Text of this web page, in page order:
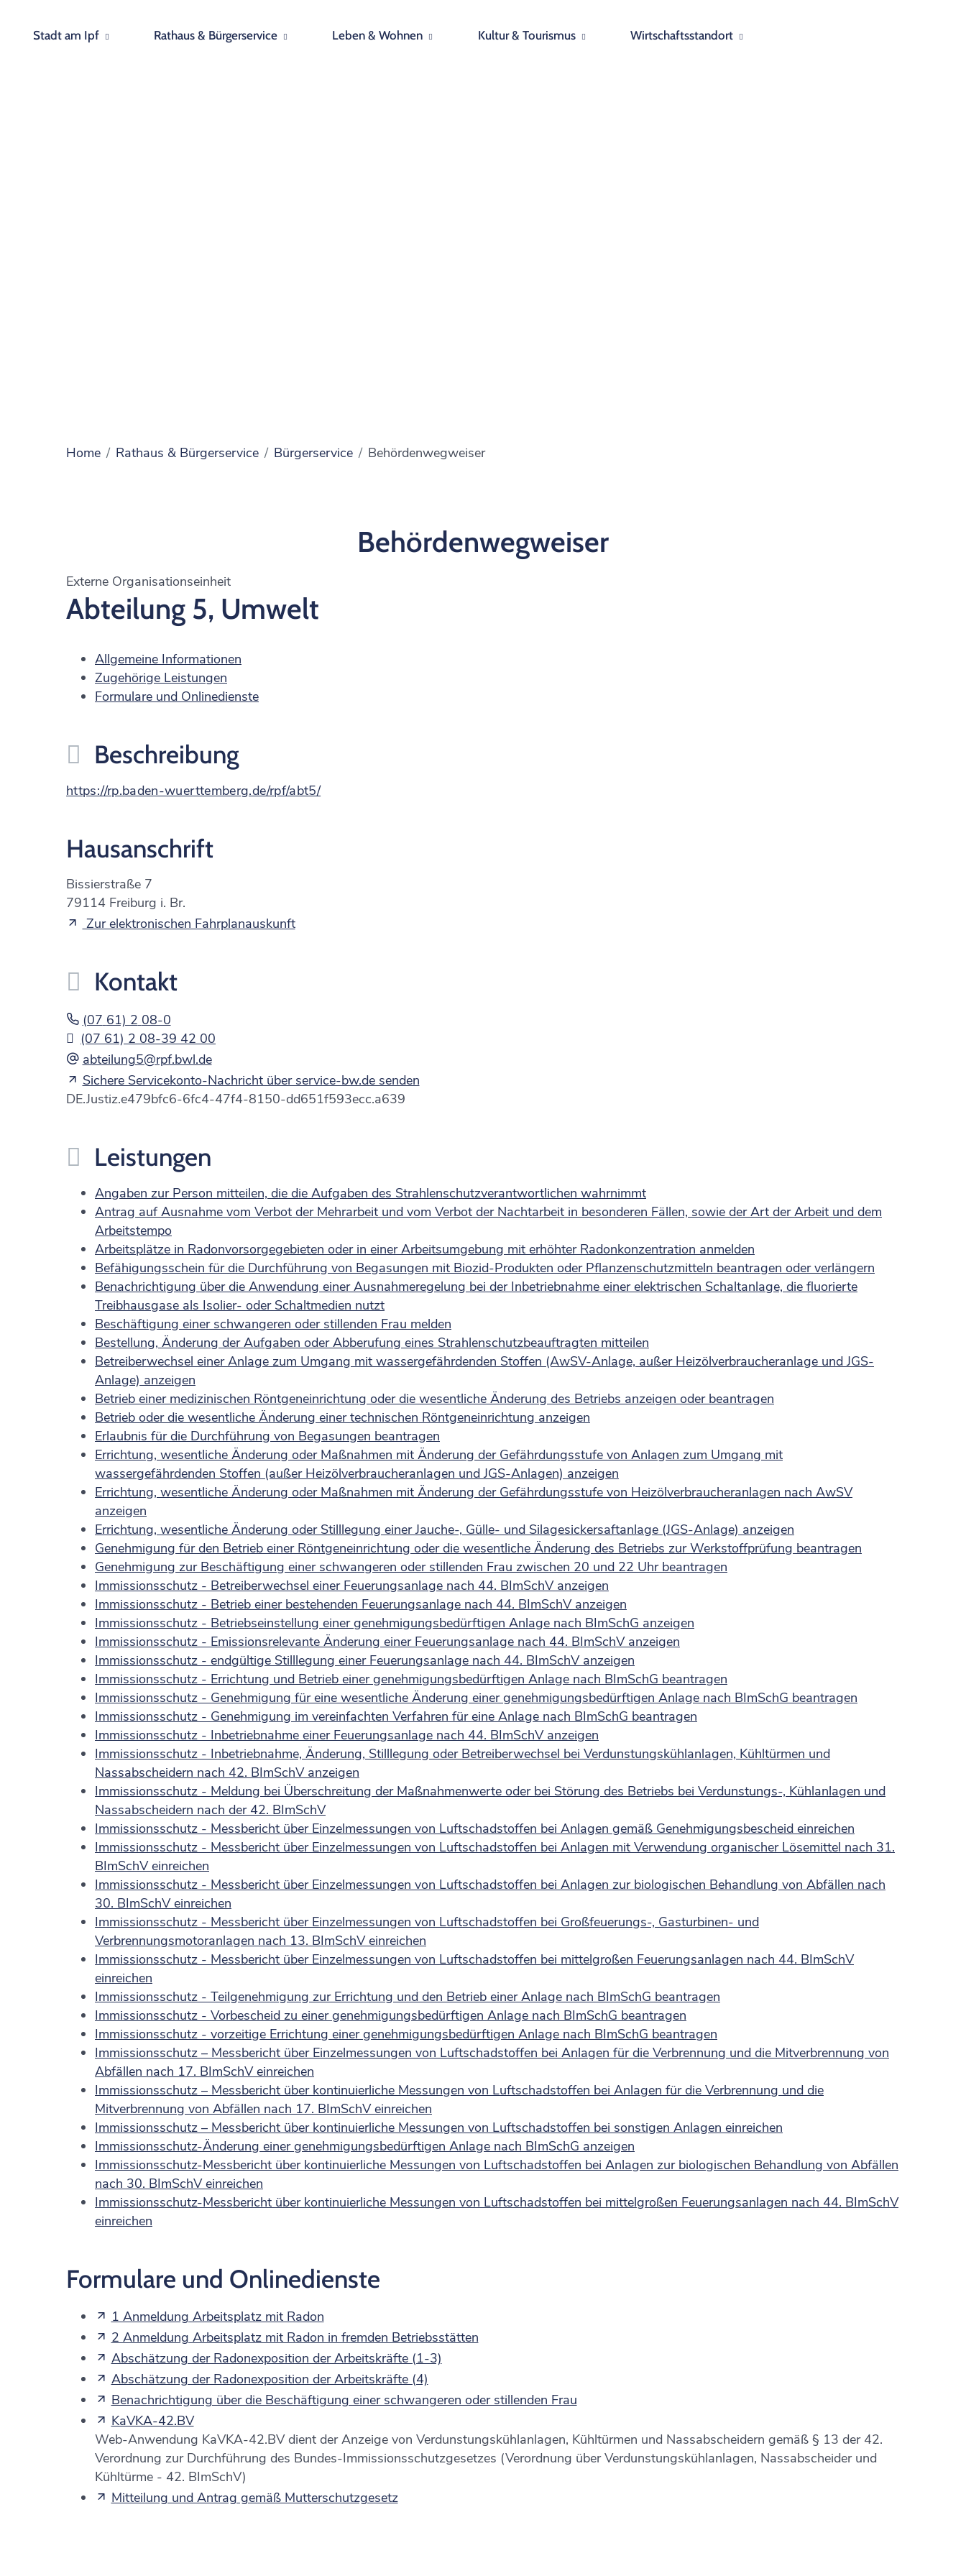
Stadt am Ipf Rathaus & Bürgerservice Leben & Wohnen Kultur & Tourismus Wirtschaftsstandort
Home Rathaus & Bürgerservice Bürgerservice Behördenwegweiser
Behördenwegweiser
Externe Organisationseinheit
Abteilung 5, Umwelt
Allgemeine Informationen
Zugehörige Leistungen
Formulare und Onlinedienste
Beschreibung
https://rp.baden-wuerttemberg.de/rpf/abt5/
Hausanschrift
Bissierstraße 7
79114 Freiburg i. Br.
Zur elektronischen Fahrplanauskunft
Kontakt
(07 61) 2 08-0
(07 61) 2 08-39 42 00
abteilung5@rpf.bwl.de
Sichere Servicekonto-Nachricht über service-bw.de senden
DE.Justiz.e479bfc6-6fc4-47f4-8150-dd651f593ecc.a639
Leistungen
Angaben zur Person mitteilen, die die Aufgaben des Strahlenschutzverantwortlichen wahrnimmt
Antrag auf Ausnahme vom Verbot der Mehrarbeit und vom Verbot der Nachtarbeit in besonderen Fällen, sowie der Art der Arbeit und dem
Arbeitstempo
Arbeitsplätze in Radonvorsorgegebieten oder in einer Arbeitsumgebung mit erhöhter Radonkonzentration anmelden
Befähigungsschein für die Durchführung von Begasungen mit Biozid-Produkten oder Pflanzenschutzmitteln beantragen oder verlängern
Benachrichtigung über die Anwendung einer Ausnahmeregelung bei der Inbetriebnahme einer elektrischen Schaltanlage, die fluorierte
Treibhausgase als Isolier- oder Schaltmedien nutzt
Beschäftigung einer schwangeren oder stillenden Frau melden
Bestellung, Änderung der Aufgaben oder Abberufung eines Strahlenschutzbeauftragten mitteilen
Betreiberwechsel einer Anlage zum Umgang mit wassergefährdenden Stoffen (AwSV-Anlage, außer Heizölverbraucheranlage und JGS-
Anlage) anzeigen
Betrieb einer medizinischen Röntgeneinrichtung oder die wesentliche Änderung des Betriebs anzeigen oder beantragen
Betrieb oder die wesentliche Änderung einer technischen Röntgeneinrichtung anzeigen
Erlaubnis für die Durchführung von Begasungen beantragen
Errichtung, wesentliche Änderung oder Maßnahmen mit Änderung der Gefährdungsstufe von Anlagen zum Umgang mit
wassergefährdenden Stoffen (außer Heizölverbraucheranlagen und JGS-Anlagen) anzeigen
Errichtung, wesentliche Änderung oder Maßnahmen mit Änderung der Gefährdungsstufe von Heizölverbraucheranlagen nach AwSV
anzeigen
Errichtung, wesentliche Änderung oder Stilllegung einer Jauche-, Gülle- und Silagesickersaftanlage (JGS-Anlage) anzeigen
Genehmigung für den Betrieb einer Röntgeneinrichtung oder die wesentliche Änderung des Betriebs zur Werkstoffprüfung beantragen
Genehmigung zur Beschäftigung einer schwangeren oder stillenden Frau zwischen 20 und 22 Uhr beantragen
Immissionsschutz - Betreiberwechsel einer Feuerungsanlage nach 44. BImSchV anzeigen
Immissionsschutz - Betrieb einer bestehenden Feuerungsanlage nach 44. BImSchV anzeigen
Immissionsschutz - Betriebseinstellung einer genehmigungsbedürftigen Anlage nach BImSchG anzeigen
Immissionsschutz - Emissionsrelevante Änderung einer Feuerungsanlage nach 44. BImSchV anzeigen
Immissionsschutz - endgültige Stilllegung einer Feuerungsanlage nach 44. BImSchV anzeigen
Immissionsschutz - Errichtung und Betrieb einer genehmigungsbedürftigen Anlage nach BImSchG beantragen
Immissionsschutz - Genehmigung für eine wesentliche Änderung einer genehmigungsbedürftigen Anlage nach BImSchG beantragen
Immissionsschutz - Genehmigung im vereinfachten Verfahren für eine Anlage nach BImSchG beantragen
Immissionsschutz - Inbetriebnahme einer Feuerungsanlage nach 44. BImSchV anzeigen
Immissionsschutz - Inbetriebnahme, Änderung, Stilllegung oder Betreiberwechsel bei Verdunstungskühlanlagen, Kühltürmen und
Nassabscheidern nach 42. BImSchV anzeigen
Immissionsschutz - Meldung bei Überschreitung der Maßnahmenwerte oder bei Störung des Betriebs bei Verdunstungs-, Kühlanlagen und
Nassabscheidern nach der 42. BImSchV
Immissionsschutz - Messbericht über Einzelmessungen von Luftschadstoffen bei Anlagen gemäß Genehmigungsbescheid einreichen
Immissionsschutz - Messbericht über Einzelmessungen von Luftschadstoffen bei Anlagen mit Verwendung organischer Lösemittel nach 31.
BImSchV einreichen
Immissionsschutz - Messbericht über Einzelmessungen von Luftschadstoffen bei Anlagen zur biologischen Behandlung von Abfällen nach
30. BImSchV einreichen
Immissionsschutz - Messbericht über Einzelmessungen von Luftschadstoffen bei Großfeuerungs-, Gasturbinen- und
Verbrennungsmotoranlagen nach 13. BImSchV einreichen
Immissionsschutz - Messbericht über Einzelmessungen von Luftschadstoffen bei mittelgroßen Feuerungsanlagen nach 44. BImSchV
einreichen
Immissionsschutz - Teilgenehmigung zur Errichtung und den Betrieb einer Anlage nach BImSchG beantragen
Immissionsschutz - Vorbescheid zu einer genehmigungsbedürftigen Anlage nach BImSchG beantragen
Immissionsschutz - vorzeitige Errichtung einer genehmigungsbedürftigen Anlage nach BImSchG beantragen
Immissionsschutz – Messbericht über Einzelmessungen von Luftschadstoffen bei Anlagen für die Verbrennung und die Mitverbrennung von
Abfällen nach 17. BImSchV einreichen
Immissionsschutz – Messbericht über kontinuierliche Messungen von Luftschadstoffen bei Anlagen für die Verbrennung und die
Mitverbrennung von Abfällen nach 17. BImSchV einreichen
Immissionsschutz – Messbericht über kontinuierliche Messungen von Luftschadstoffen bei sonstigen Anlagen einreichen
Immissionsschutz-Änderung einer genehmigungsbedürftigen Anlage nach BImSchG anzeigen
Immissionsschutz-Messbericht über kontinuierliche Messungen von Luftschadstoffen bei Anlagen zur biologischen Behandlung von Abfällen
nach 30. BImSchV einreichen
Immissionsschutz-Messbericht über kontinuierliche Messungen von Luftschadstoffen bei mittelgroßen Feuerungsanlagen nach 44. BImSchV
einreichen
Formulare und Onlinedienste
1 Anmeldung Arbeitsplatz mit Radon
2 Anmeldung Arbeitsplatz mit Radon in fremden Betriebsstätten
Abschätzung der Radonexposition der Arbeitskräfte (1-3)
Abschätzung der Radonexposition der Arbeitskräfte (4)
Benachrichtigung über die Beschäftigung einer schwangeren oder stillenden Frau
KaVKA-42.BV
Web-Anwendung KaVKA-42.BV dient der Anzeige von Verdunstungskühlanlagen, Kühltürmen und Nassabscheidern gemäß § 13 der 42.
Verordnung zur Durchführung des Bundes-Immissionsschutzgesetzes (Verordnung über Verdunstungskühlanlagen, Nassabscheider und
Kühltürme - 42. BImSchV)
Mitteilung und Antrag gemäß Mutterschutzgesetz